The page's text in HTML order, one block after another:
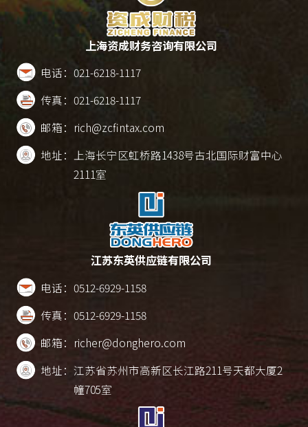
上海资成财务咨询有限公司
电话： 021-6218-1117
传真： 021-6218-1117
邮箱： rich@zcfintax.com
地址： 上海长宁区虹桥路1438号古北国际财富中心
2111室
江苏东英供应链有限公司
电话： 0512-6929-1158
传真： 0512-6929-1158
邮箱： richer@donghero.com
地址： 江苏省苏州市高新区长江路211号天都大厦2
幢705室